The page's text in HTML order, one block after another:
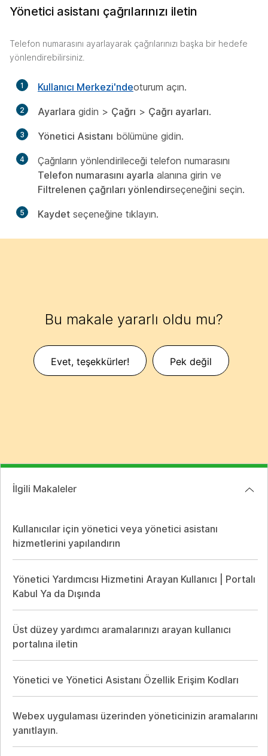
Yönetici asistanı çağrılarınızı iletin
Telefon numarasını ayarlayarak çağrılarınızı başka bir hedefe
yönlendirebilirsiniz.
1 Kullanıcı Merkezi'ndeoturum açın.
2 Ayarlara gidin > Çağrı > Çağrı ayarları.
3 Yönetici Asistanı bölümüne gidin.
4
Çağrıların yönlendirileceği telefon numarasını
Telefon numarasını ayarla alanına girin ve
Filtrelenen çağrıları yönlendirseçeneğini seçin.
5 Kaydet seçeneğine tıklayın.
Bu makale yararlı oldu mu?
Evet, teşekkürler! Pek değil
İlgili Makaleler
Kullanıcılar için yönetici veya yönetici asistanı
hizmetlerini yapılandırın
Yönetici Yardımcısı Hizmetini Arayan Kullanıcı | Portalı
Kabul Ya da Dışında
Üst düzey yardımcı aramalarınızı arayan kullanıcı
portalına iletin
Yönetici ve Yönetici Asistanı Özellik Erişim Kodları
Webex uygulaması üzerinden yöneticinizin aramalarını
yanıtlayın.